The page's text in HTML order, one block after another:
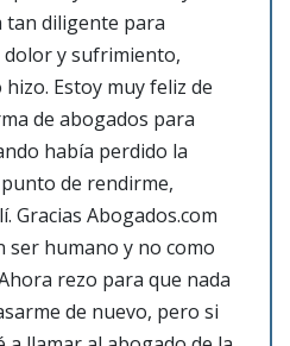
diligente para
y sufrimiento,
Estoy muy feliz de
de abogados para
había perdido la
de rendirme,
Gracias Abogados.com
humano y no como
rezo para que nada
de nuevo, pero si